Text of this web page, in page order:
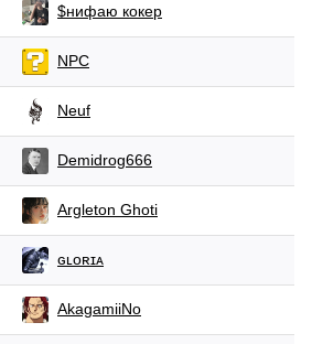
$нифаю кокер
NPC
Neuf
Demidrog666
Argleton Ghoti
ɢʟᴏʀɪᴀ
AkagamiiNo